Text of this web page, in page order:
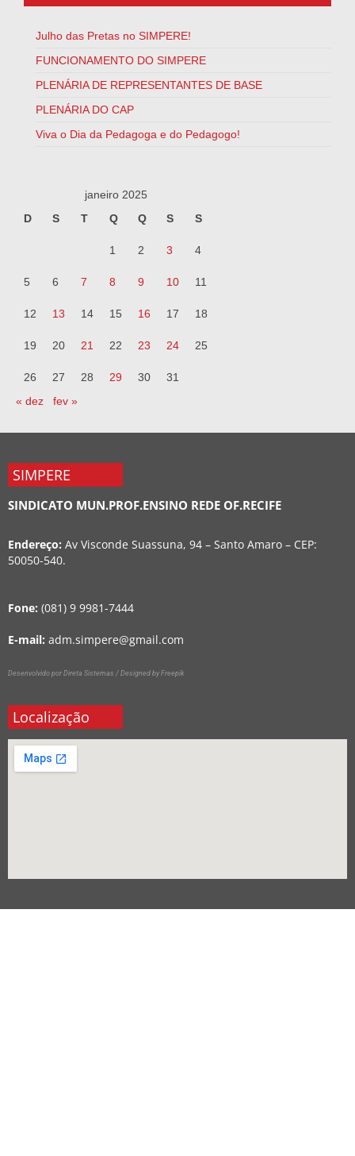
Julho das Pretas no SIMPERE!
FUNCIONAMENTO DO SIMPERE
PLENÁRIA DE REPRESENTANTES DE BASE
PLENÁRIA DO CAP
Viva o Dia da Pedagoga e do Pedagogo!
janeiro 2025
D
S T Q Q S S
1 2 3 4
5 6 7 8 9 10 11
12 13 14 15 16 17 18
19 20 21 22 23 24 25
26 27 28 29 30
31
« dez
fev »
SIMPERE
SINDICATO MUN.PROF.ENSINO REDE OF.RECIFE
Endereço: Av Visconde Suassuna, 94 – Santo Amaro – CEP:
50050-540.
Fone: (081) 9 9981-7444
E-mail: adm.simpere@gmail.com
Desenvolvido por Direta Sistemas / Designed by Freepik
Localização